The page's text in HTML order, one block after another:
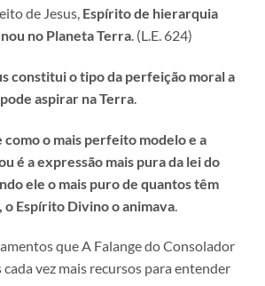
de Jesus, Espírito de hierarquia
no Planeta Terra. (L.E. 624)
constitui o tipo da perfeição moral a
aspirar na Terra.
o mais perfeito modelo e a
é a expressão mais pura da lei do
ele o mais puro de quantos têm
o Espírito Divino o animava
que A Falange do Consolador
vez mais recursos para entender